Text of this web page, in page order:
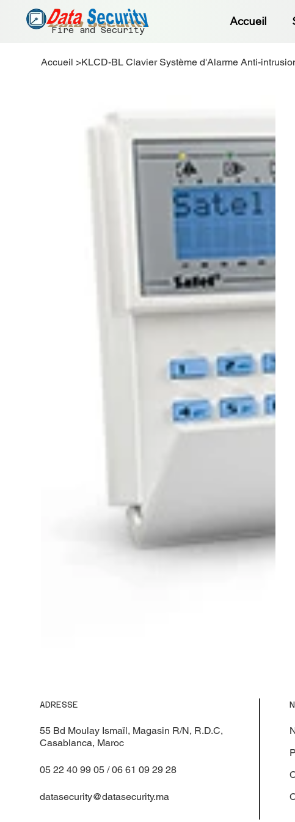
Fire and Security
Accueil
Accueil >KLCD-BL Clavier Système d'Alarme Anti-
ADRESSE
55 Bd Moulay Ismaïl, Magasin R/N, R.D.C,
Casablanca, Maroc
05 22 40 99 05 / 06 61 09 29 28
datasecurity@datasecurity.ma